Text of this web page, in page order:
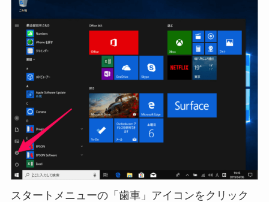
スタートメニューの「歯車」アイコンをクリック